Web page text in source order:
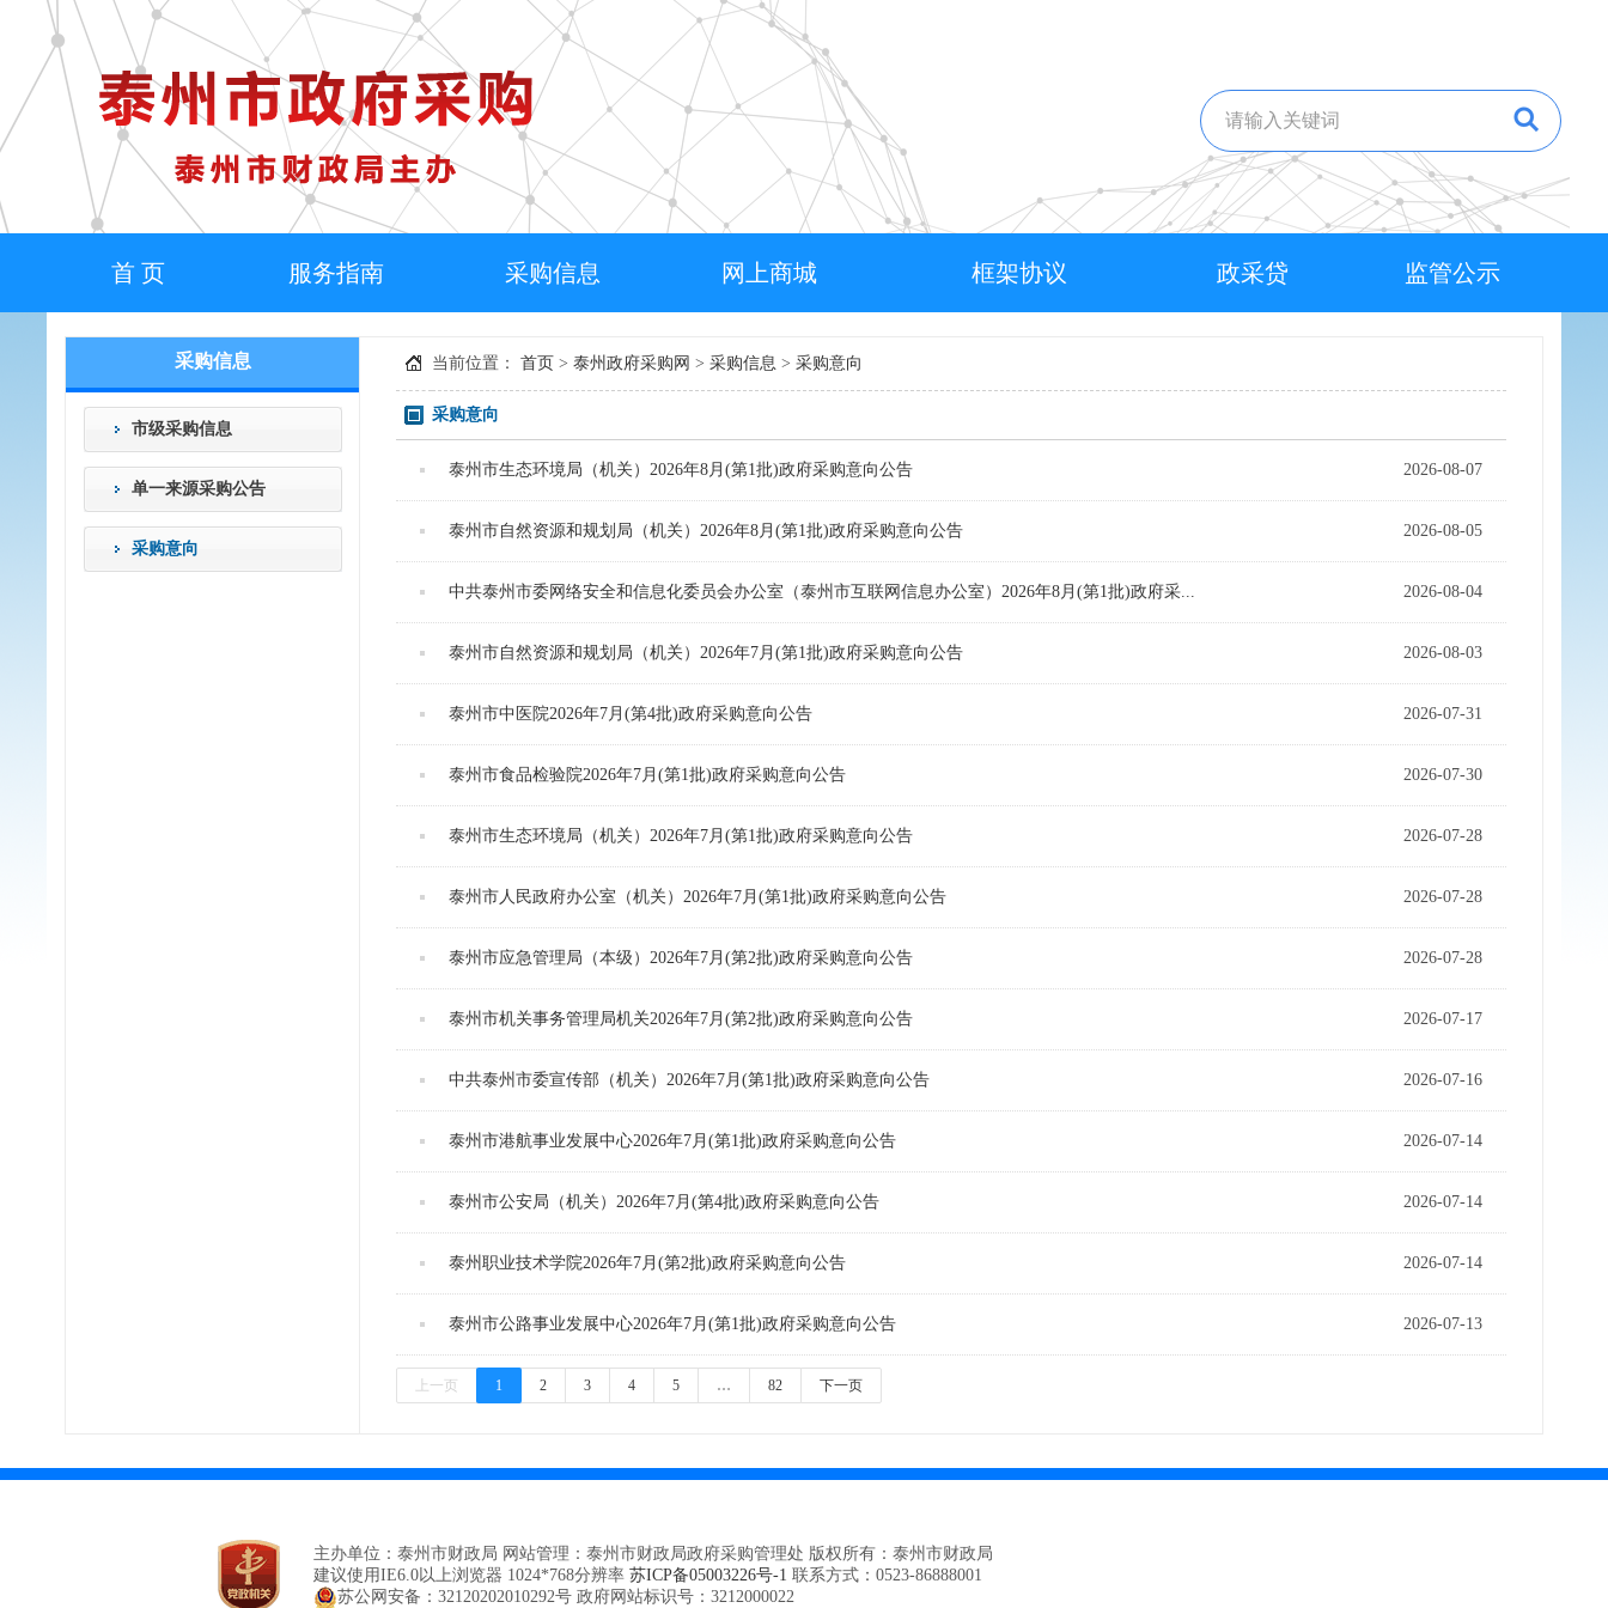
首 页 服务指南 采购信息 网上商城 框架协议 政采贷 监管公示
采购信息
市级采购信息
单一来源采购公告
采购意向
当前位置： 首页 > 泰州政府采购网 > 采购信息 > 采购意向
采购意向
泰州市生态环境局（机关）2026年8月(第1批)政府采购意向公告 2026-08-07
泰州市自然资源和规划局（机关）2026年8月(第1批)政府采购意向公告 2026-08-05
中共泰州市委网络安全和信息化委员会办公室（泰州市互联网信息办公室）2026年8月(第1批)政府采... 2026-08-04
泰州市自然资源和规划局（机关）2026年7月(第1批)政府采购意向公告 2026-08-03
泰州市中医院2026年7月(第4批)政府采购意向公告 2026-07-31
泰州市食品检验院2026年7月(第1批)政府采购意向公告 2026-07-30
泰州市生态环境局（机关）2026年7月(第1批)政府采购意向公告 2026-07-28
泰州市人民政府办公室（机关）2026年7月(第1批)政府采购意向公告 2026-07-28
泰州市应急管理局（本级）2026年7月(第2批)政府采购意向公告 2026-07-28
泰州市机关事务管理局机关2026年7月(第2批)政府采购意向公告 2026-07-17
中共泰州市委宣传部（机关）2026年7月(第1批)政府采购意向公告 2026-07-16
泰州市港航事业发展中心2026年7月(第1批)政府采购意向公告 2026-07-14
泰州市公安局（机关）2026年7月(第4批)政府采购意向公告 2026-07-14
泰州职业技术学院2026年7月(第2批)政府采购意向公告 2026-07-14
泰州市公路事业发展中心2026年7月(第1批)政府采购意向公告 2026-07-13
上一页 1 2 3 4 5 … 82 下一页
主办单位：泰州市财政局 网站管理：泰州市财政局政府采购管理处 版权所有：泰州市财政局
建议使用IE6.0以上浏览器 1024*768分辨率 苏ICP备05003226号-1 联系方式：0523-86888001
苏公网安备：32120202010292号 政府网站标识号：3212000022